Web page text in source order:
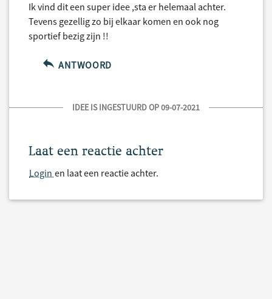
Ik vind dit een super idee ,sta er helemaal achter.
Tevens gezellig zo bij elkaar komen en ook nog
sportief bezig zijn !!
ANTWOORD
IDEE IS INGESTUURD OP 09-07-2021
Laat een reactie achter
Login en laat een reactie achter.